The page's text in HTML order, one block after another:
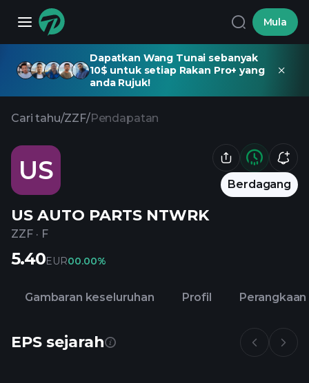
Mula
Dapatkan Wang Tunai sebanyak
10$ untuk setiap Rakan Pro+ yang
anda Rujuk!
Cari tahu/ZZF/Pendapatan
US Berdagang
US AUTO PARTS NTWRK
ZZF · F
5.40EUR00.00%
Gambaran keseluruhan Profil Perangkaan
EPS sejarah